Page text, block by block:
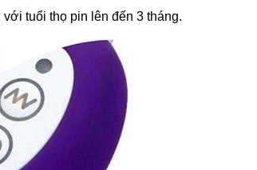
tuổi thọ pin lên đến 3 tháng.